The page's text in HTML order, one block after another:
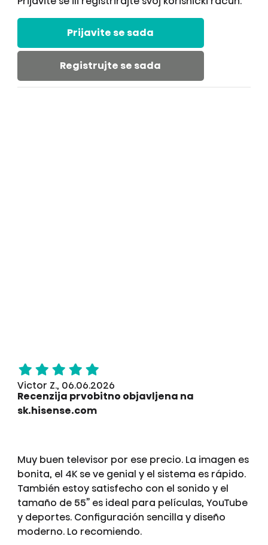
Prijavite se sada
Registrujte se sada
Victor Z., 06.06.2026
Recenzija prvobitno objavljena na
sk.hisense.com
Muy buen televisor por ese precio. La imagen es
bonita, el 4K se ve genial y el sistema es rápido.
También estoy satisfecho con el sonido y el
tamaño de 55” es ideal para películas, YouTube
y deportes. Configuración sencilla y diseño
moderno. Lo recomiendo.